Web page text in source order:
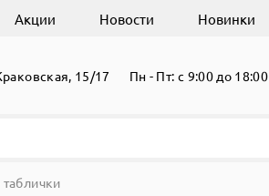
Акции Новости Новинки
15/17 Пн - Пт: с 9:00 до 18:00